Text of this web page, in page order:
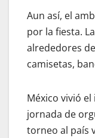
Aun así, el
por la fiesta.
alrededores
camisetas,
México vivió
jornada de
torneo al país